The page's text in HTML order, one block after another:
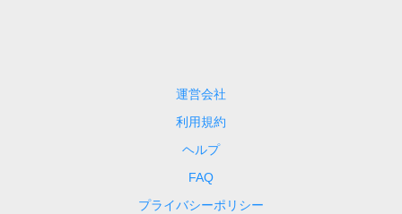
運営会社
利用規約
ヘルプ
FAQ
プライバシーポリシー